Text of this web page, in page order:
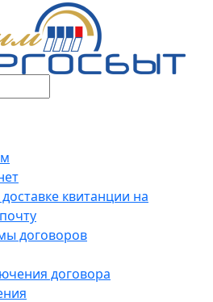
квитанции на
договоров
договора